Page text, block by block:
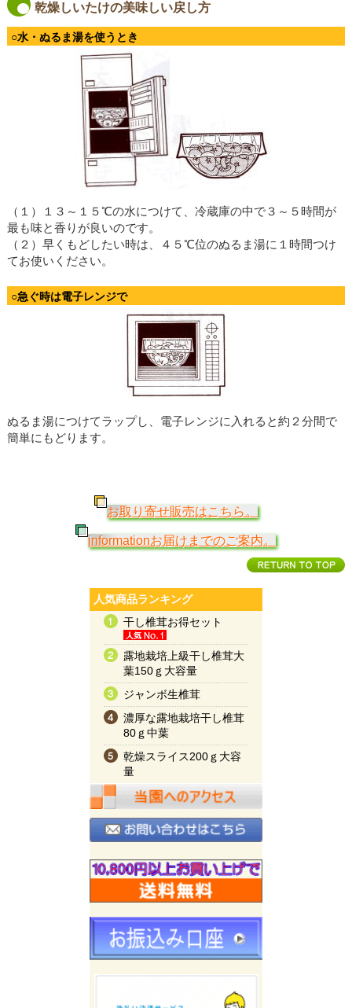
乾燥しいたけの美味しい戻し方
○水・ぬるま湯を使うとき
（１）１３～１５℃の水につけて、冷蔵庫の中で３～５時間が
最も味と香りが良いのです。
（２）早くもどしたい時は、４５℃位のぬるま湯に１時間つけ
てお使いください。
○急ぐ時は電子レンジで
ぬるま湯につけてラップし、電子レンジに入れると約２分間で
簡単にもどります。
お取り寄せ販売はこちら。
informationお届けまでのご案内。
人気商品ランキング
干し椎茸お得セット
露地栽培上級干し椎茸大
葉150ｇ大容量
ジャンボ生椎茸
濃厚な露地栽培干し椎茸
80ｇ中葉
乾燥スライス200ｇ大容
量